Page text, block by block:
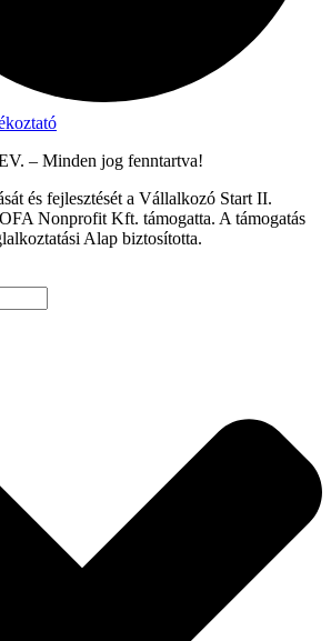
– Minden jog fenntartva!
és fejlesztését a Vállalkozó Start II.
Nonprofit Kft. támogatta. A támogatás
Alap biztosította.